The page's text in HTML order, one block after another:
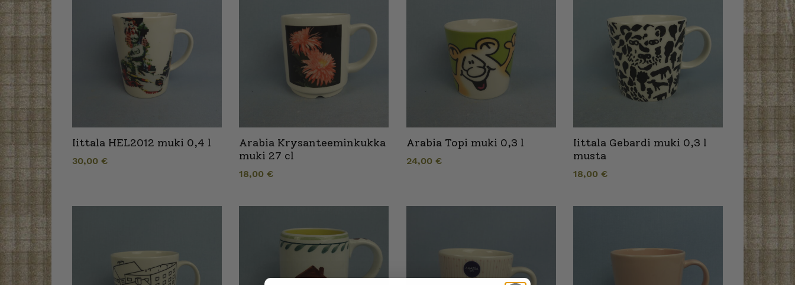
Iittala HEL2012 muki 0,4 l
30,00 €
Arabia Krysanteeminkukka
muki 27 cl
18,00€
Arabia Topi muki 0,3 l
24,00 €
Iittala Gebardi muki 0,3 l
musta
18,00 €